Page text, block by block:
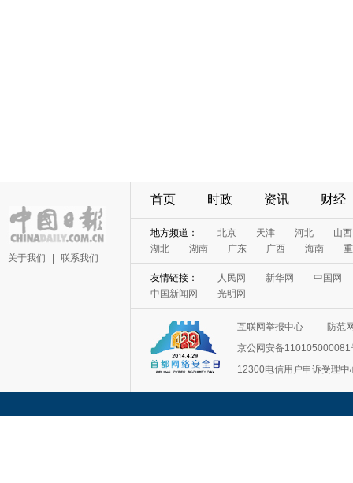
关于我们 联系我们
首页 时政 资讯 财经
地方频道： 北京 天津 河北
山西
湖北
湖南 广东 广西 海南
友情链接： 人民网 新华网
中国网
中国新闻网
光明网
互联网举报中心
防范
京公网安备110105000081
12300电信用户申诉受理中